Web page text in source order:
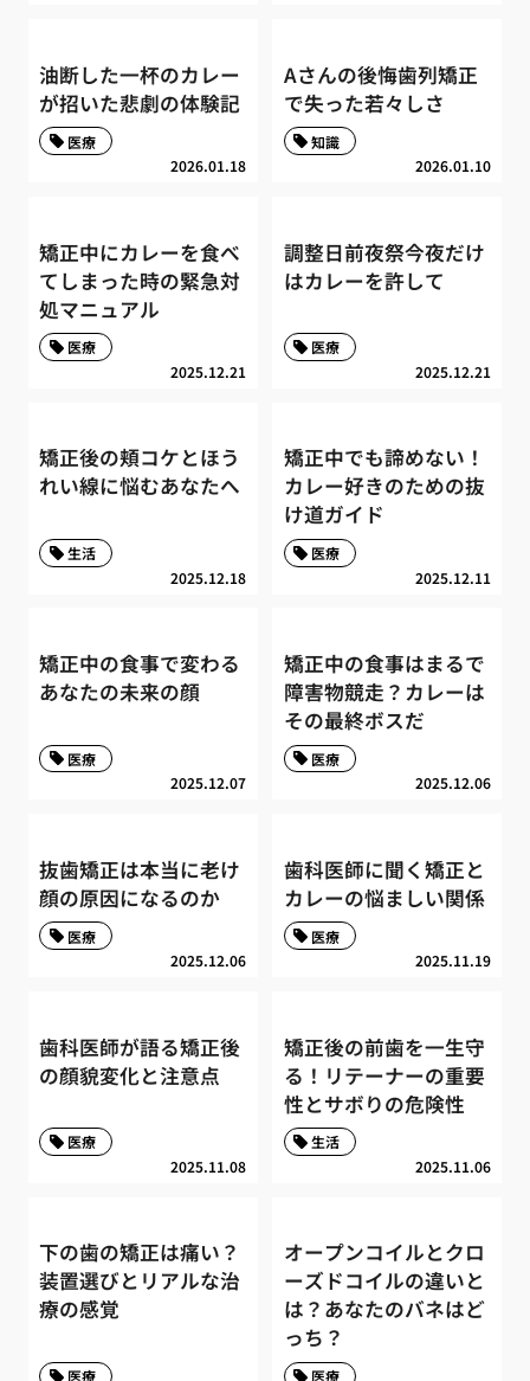
油断した一杯のカレー
が招いた悲劇の体験記
2026.01.18
医療
Aさんの後悔歯列矯正
で失った若々しさ
2026.01.10
知識
矯正中にカレーを食べ
てしまった時の緊急対
処マニュアル
2025.12.21
医療
調整日前夜祭今夜だけ
はカレーを許して
2025.12.21
医療
矯正後の頬コケとほう
れい線に悩むあなたへ
2025.12.18
生活
矯正中でも諦めない！
カレー好きのための抜
け道ガイド
2025.12.11
医療
矯正中の食事で変わる
あなたの未来の顔
2025.12.07
医療
矯正中の食事はまるで
障害物競走？カレーは
その最終ボスだ
2025.12.06
医療
抜歯矯正は本当に老け
顔の原因になるのか
2025.12.06
医療
歯科医師に聞く矯正と
カレーの悩ましい関係
2025.11.19
医療
歯科医師が語る矯正後
の顔貌変化と注意点
2025.11.08
医療
矯正後の前歯を一生守
る！リテーナーの重要
性とサボりの危険性
2025.11.06
生活
下の歯の矯正は痛い？
装置選びとリアルな治
療の感覚
医療
オープンコイルとクロ
ーズドコイルの違いと
は？あなたのバネはど
っち？
医療